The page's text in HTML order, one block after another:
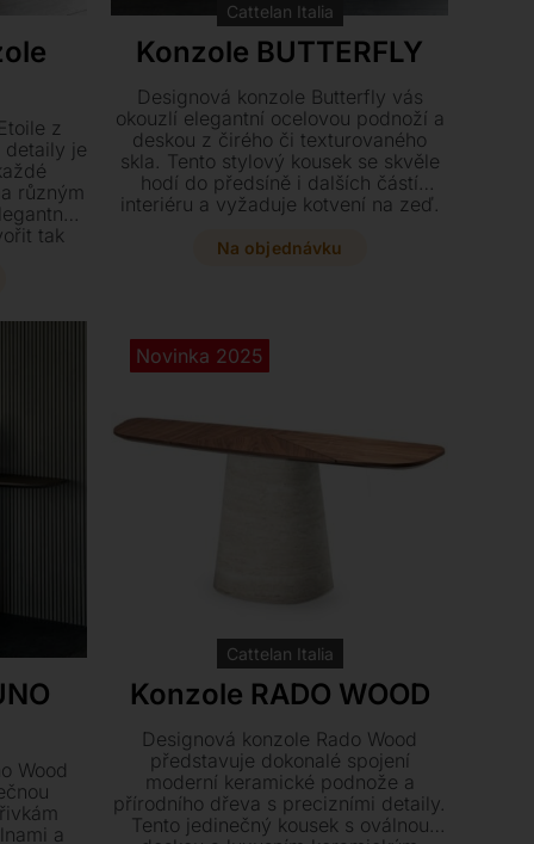
z
detaily je
různým
tak
Cattelan Italia
Konzole BUTTERFLY
Designová konzole Butterfly vás
okouzlí elegantní ocelovou podnoží a
deskou z čirého či texturovaného
skla. Tento stylový kousek se skvěle
hodí do předsíně i dalších částí
interiéru a vyžaduje kotvení na zeď.
Na objednávku
Wood
a
Novinka 2025
Cattelan Italia
Konzole RADO WOOD
Designová konzole Rado Wood
představuje dokonalé spojení
moderní keramické podnože a
přírodního dřeva s precizními detaily.
Tento jedinečný kousek s oválnou